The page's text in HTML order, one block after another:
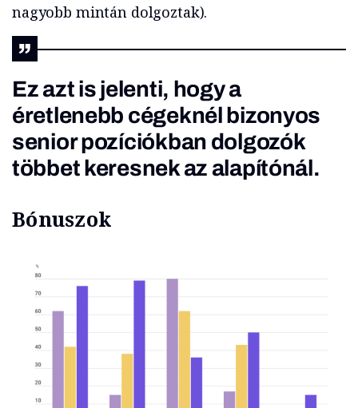
nagyobb mintán dolgoztak).
Ez azt is jelenti, hogy a
éretlenebb cégeknél bizonyos
senior pozíciókban dolgozók
többet keresnek az alapítónál.
Bónuszok